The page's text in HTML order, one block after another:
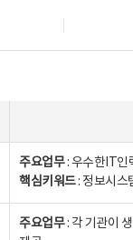
주요업무: 우수한IT인
핵심키워드: 정보시스
주요업무: 각 기관이